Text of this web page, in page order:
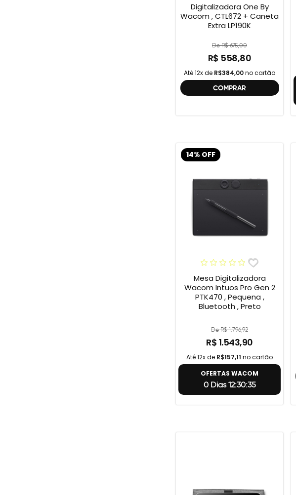
Digitalizadora One By
Wacom , CTL672 + Caneta
Extra LP190K
De R$ 675,00
R$ 558,80
Até 12x de R$384,00no cartão
COMPRAR
14% OFF
Mesa Digitalizadora
Wacom Intuos Pro Gen 2
PTK470 , Pequena ,
Bluetooth , Preto
De R$ 1.796,92
R$ 1.543,90
Até 12x de R$157,11 no cartão
OFERTAS WACOM
0 Dias 12:30:34